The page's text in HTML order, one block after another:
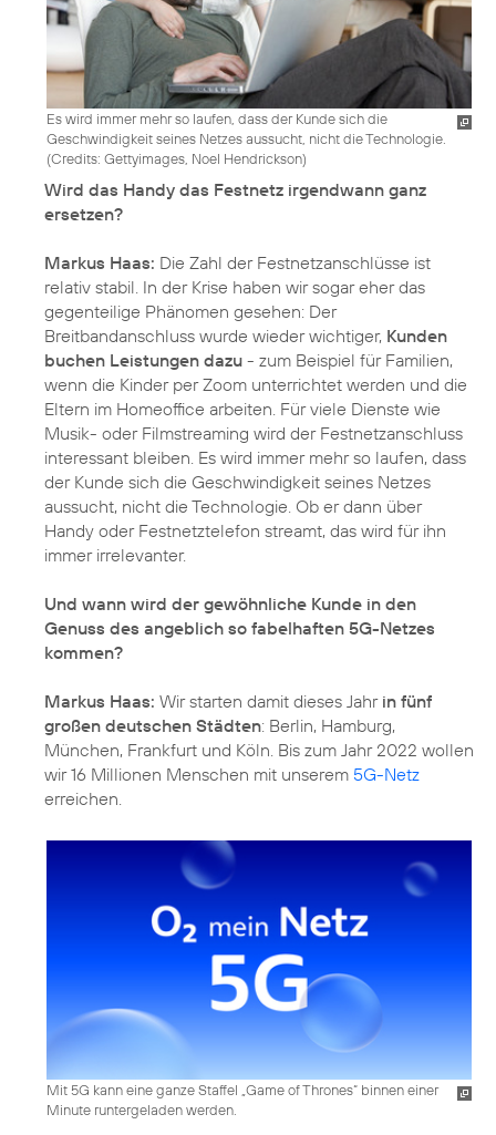
Es wird immer mehr so laufen, dass der Kunde sich die
Geschwindigkeit seines Netzes aussucht, nicht die Technologie.
(Credits: Gettyimages, Noel Hendrickson)
Wird das Handy das Festnetz irgendwann ganz
ersetzen?
Markus Haas: Die Zahl der Festnetzanschlüsse ist
relativ stabil. In der Krise haben wir sogar eher das
gegenteilige Phänomen gesehen: Der
Breitbandanschluss wurde wieder wichtiger, Kunden
buchen Leistungen dazu - zum Beispiel für Familien,
wenn die Kinder per Zoom unterrichtet werden und die
Eltern im Homeoffice arbeiten. Für viele Dienste wie
Musik- oder Filmstreaming wird der Festnetzanschluss
interessant bleiben. Es wird immer mehr so laufen, dass
der Kunde sich die Geschwindigkeit seines Netzes
aussucht, nicht die Technologie. Ob er dann über
Handy oder Festnetztelefon streamt, das wird für ihn
immer irrelevanter.
Und wann wird der gewöhnliche Kunde in den
Genuss des angeblich so fabelhaften 5G-Netzes
kommen?
Markus Haas: Wir starten damit dieses Jahr in fünf
großen deutschen Städten: Berlin, Hamburg,
München, Frankfurt und Köln. Bis zum Jahr 2022 wollen
wir 16 Millionen Menschen mit unserem 5G-Netz
erreichen.
Mit 5G kann eine ganze Staffel „Game of Thrones“ binnen einer
Minute runtergeladen werden.